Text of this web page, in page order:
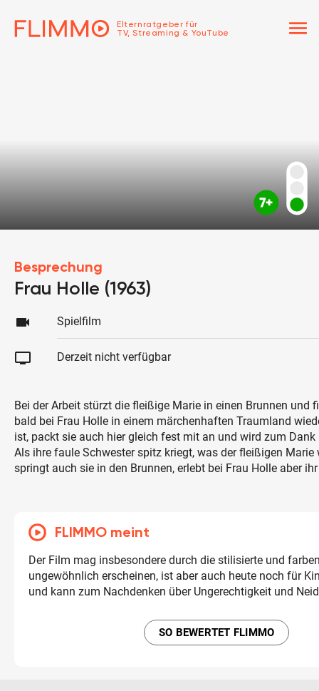
Elternratgeber für
TV, Streaming & YouTube
menu
Besprechung
Frau Holle (1963)
videocam Spielfilm
tv Derzeit nicht verfügbar
Bei der Arbeit stürzt die fleißige Marie in einen Brunnen und
bald bei Frau Holle in einem märchenhaften Traumland
ist, packt sie auch hier gleich fest mit an und wird zum
Als ihre faule Schwester spitz kriegt, was der fleißigen Marie
springt auch sie in den Brunnen, erlebt bei Frau Holle aber
FLIMMO meint
Der Film mag insbesondere durch die stilisierte und
ungewöhnlich erscheinen, ist aber auch heute noch für
und kann zum Nachdenken über Ungerechtigkeit und
SO BEWERTET FLIMMO